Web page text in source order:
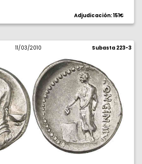
Adjudicación: 151€
11/03/2010 Subasta 223-3